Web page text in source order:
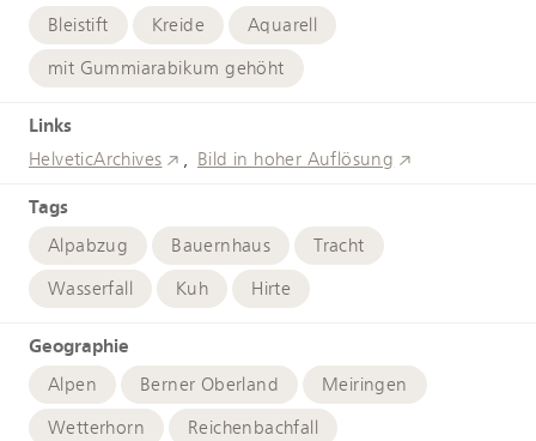
Bleistift Kreide
Aquarell
mit Gummiarabikum gehöht
Links
HelveticArchives Bild in hoher Auflösung
Tags
Alpabzug Bauernhaus
Tracht
Wasserfall
Kuh Hirte
Geographie
Alpen Berner Oberland
Meiringen
Wetterhorn
Reichenbachfall